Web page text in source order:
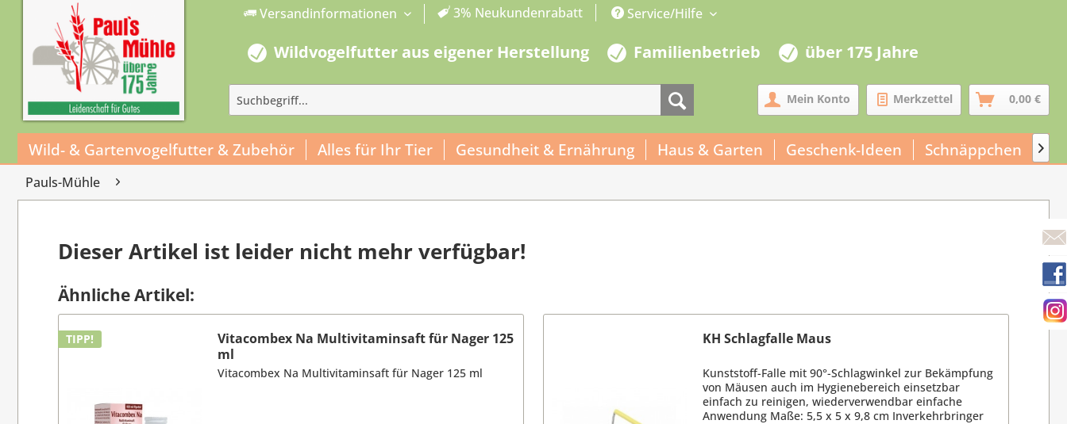
Versandinformationen 3% Neukundenrabatt Service/Hilfe
Wildvogelfutter aus eigener Herstellung Familienbetrieb über 175 Jahre
Mein Konto Merkzettel 0,00 €
Wild- & Gartenvogelfutter & Zubehör Alles für Ihr Tier Gesundheit & Ernährung Haus & Garten Geschenk-Ideen Schnäppchen 
Pauls-Mühle
Dieser Artikel ist leider nicht mehr verfügbar!
Ähnliche Artikel:
TIPP!
Vitacombex Na Multivitaminsaft für Nager 125
ml
Vitacombex Na Multivitaminsaft für Nager 125 ml
KH Schlagfalle Maus
Kunststoff-Falle mit 90°-Schlagwinkel zur Bekämpfung
von Mäusen auch im Hygienebereich einsetzbar
einfach zu reinigen, wiederverwendbar einfache
Anwendung Maße: 5,5 x 5 x 9,8 cm Inverkehrbringer